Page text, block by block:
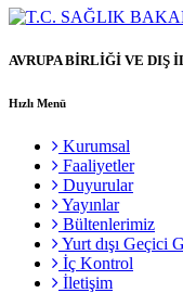
AVRUPA BİRLİĞİ VE DIŞ
Hızlı Menü
Kurumsal
Faaliyetler
Duyurular
Yayınlar
Bültenlerimiz
Yurt dışı Geçici
İç Kontrol
İletişim